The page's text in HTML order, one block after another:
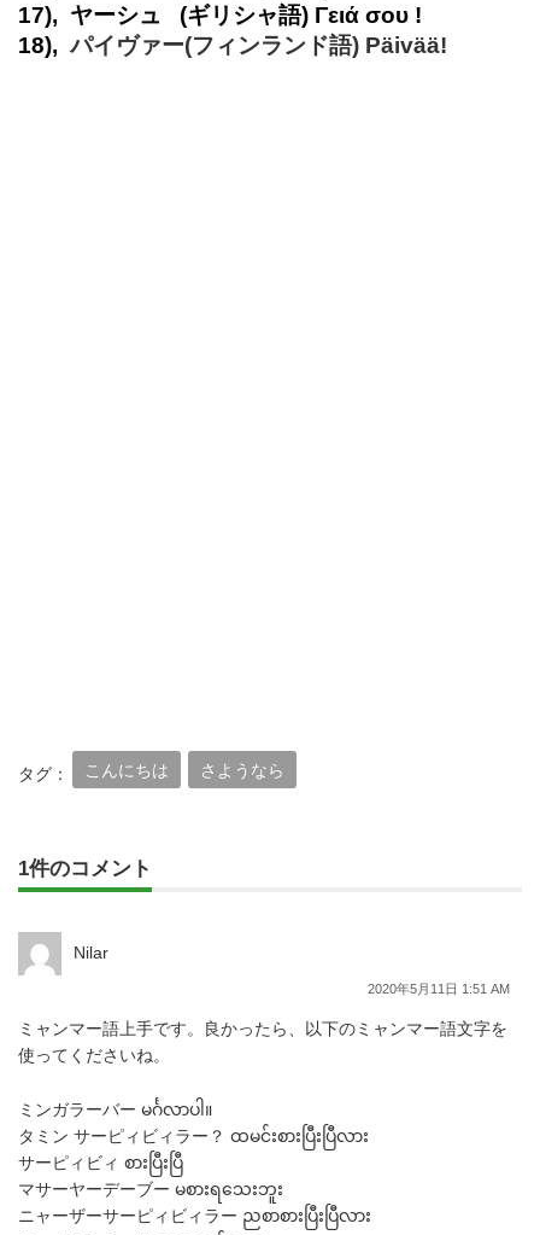
17), ヤーシュ (ギリシャ語) Γειά σου !
18), パイヴァー(フィンランド語) Päivää!
タグ： こんにちは さようなら
1件のコメント
Nilar
2020年5月11日 1:51 AM
ミャンマー語上手です。良かったら、以下のミャンマー語文字を
使ってくださいね。
ミンガラーバー မင်္ဂလာပါ။
タミン サーピィビィラー？ ထမင်းစားပြီးပြီလား
サーピィビィ စားပြီးပြီ
マサーヤーデーブー မစားရသေးဘူး
ニャーザーサーピィビィラー ညစာစားပြီးပြီလား